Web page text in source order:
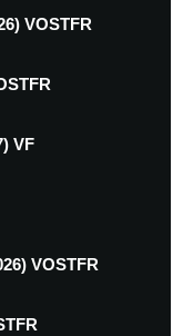
VOSTFR
VF
VOSTFR